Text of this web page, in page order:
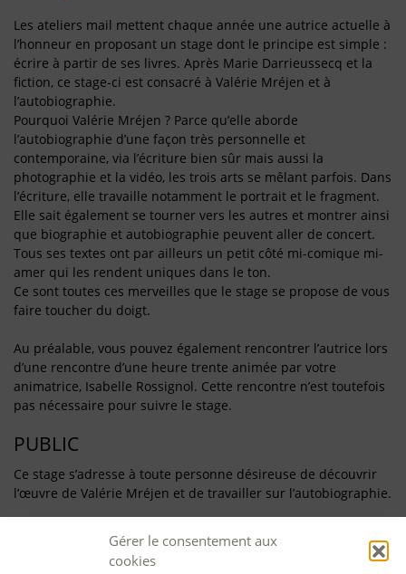
Gérer le consentement aux
cookies
Les ateliers mail mettent chaque année une autrice actuelle à
l’honneur en proposant un stage dont le principe est simple :
écrire à partir de ses livres. Après Marie Darrieussecq et la
fiction, ce stage-ci est consacré à Valérie Mréjen et à
l’autobiographie.
Pourquoi Valérie Mréjen ? Parce qu’elle aborde
l’autobiographie d’une façon très personnelle et
contemporaine, via l’écriture bien sûr mais aussi la
photographie et la vidéo, les trois arts se mêlant parfois. Dans
l’écriture, elle travaille notamment le portrait et le fragment.
Elle sait également se tourner vers les autres et montrer ainsi
que biographie et autobiographie peuvent aller de concert.
Tous ses textes ont par ailleurs un petit côté mi-comique mi-
amer qui les rendent uniques dans le ton.
Ce sont toutes ces merveilles que le stage se propose de vous
faire toucher du doigt.
Au préalable, vous pouvez également rencontrer l’autrice lors
d’une rencontre d’une heure trente animée par votre
animatrice, Isabelle Rossignol. Cette rencontre n’est toutefois
pas nécessaire pour suivre le stage.
PUBLIC
Ce stage s’adresse à toute personne désireuse de découvrir
l’œuvre de Valérie Mréjen et de travailler sur l’autobiographie.
- Découvrir l’écriture de Valérie Mréjen